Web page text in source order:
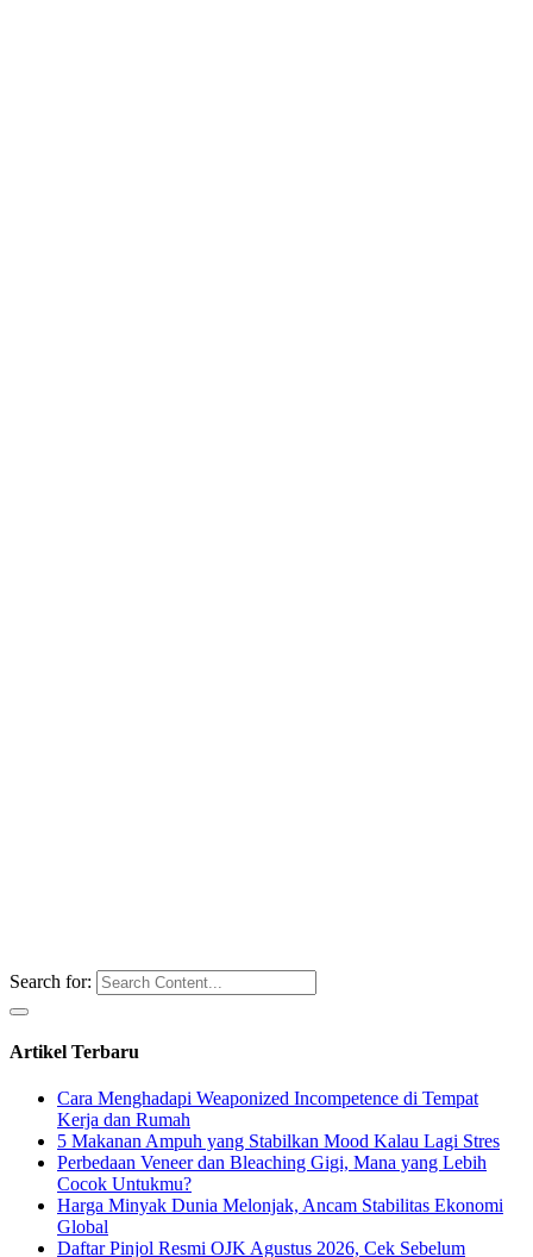
Search for:
Artikel Terbaru
Cara Menghadapi Weaponized Incompetence di Tempat
Kerja dan Rumah
5 Makanan Ampuh yang Stabilkan Mood Kalau Lagi Stres
Perbedaan Veneer dan Bleaching Gigi, Mana yang Lebih
Cocok Untukmu?
Harga Minyak Dunia Melonjak, Ancam Stabilitas Ekonomi
Global
Daftar Pinjol Resmi OJK Agustus 2026, Cek Sebelum